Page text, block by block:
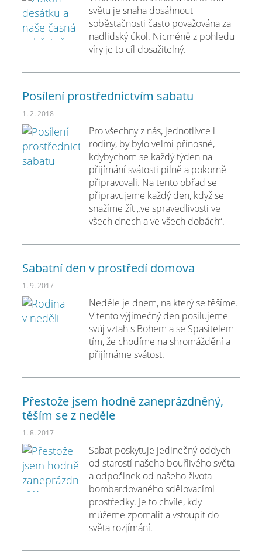
světu je snaha dosáhnout
soběstačnosti často považována za
nadlidský úkol. Nicméně z pohledu
víry je to cíl dosažitelný.
Posílení prostřednictvím sabatu
1. 2. 2018
Pro všechny z nás, jednotlivce i
rodiny, by bylo velmi přínosné,
kdybychom se každý týden na
přijímání svátosti pilně a pokorně
připravovali. Na tento obřad se
připravujeme každý den, když se
snažíme žít „ve spravedlivosti ve
všech dnech a ve všech dobách“.
Sabatní den v prostředí domova
1. 9. 2017
Neděle je dnem, na který se těšíme.
V tento výjimečný den posilujeme
svůj vztah s Bohem a se Spasitelem
tím, že chodíme na shromáždění a
přijímáme svátost.
Přestože jsem hodně zaneprázdněný,
těším se z neděle
1. 8. 2017
Sabat poskytuje jedinečný oddych
od starostí našeho bouřlivého světa
a odpočinek od našeho života
bombardovaného sdělovacími
prostředky. Je to chvíle, kdy
můžeme zpomalit a vstoupit do
světa rozjímání.